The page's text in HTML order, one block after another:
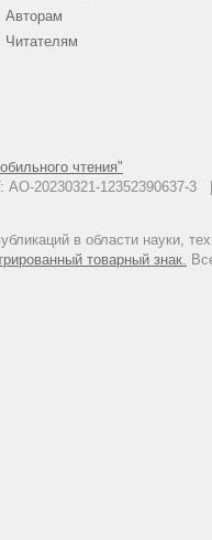
чтения"
АО-20230321-
в области науки,
товарный знак.
Авторам
Читателям